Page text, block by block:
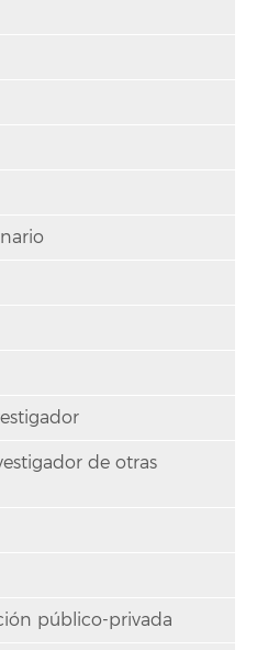
de otras
público-privada